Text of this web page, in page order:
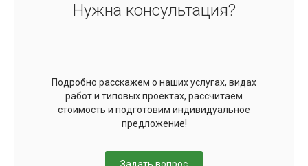
Нужна консультация?
Подробно расскажем о наших услугах, видах
работ и типовых проектах, рассчитаем
стоимость и подготовим индивидуальное
предложение!